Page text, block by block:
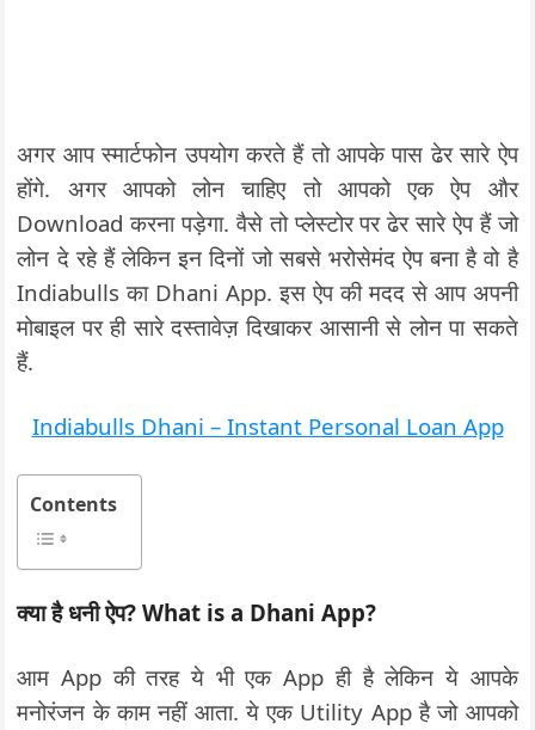
अगर आप स्मार्टफोन उपयोग करते हैं तो आपके पास ढेर सारे ऐप
होंगे. अगर आपको लोन चाहिए तो आपको एक ऐप और
Download करना पड़ेगा. वैसे तो प्लेस्टोर पर ढेर सारे ऐप हैं जो
लोन दे रहे हैं लेकिन इन दिनों जो सबसे भरोसेमंद ऐप बना है वो है
Indiabulls का Dhani App. इस ऐप की मदद से आप अपनी
मोबाइल पर ही सारे दस्तावेज़ दिखाकर आसानी से लोन पा सकते
हैं.
Indiabulls Dhani – Instant Personal Loan App
Contents
क्या है धनी ऐप? What is a Dhani App?
आम App की तरह ये भी एक App ही है लेकिन ये आपके
मनोरंजन के काम नहीं आता. ये एक Utility App है जो आपको